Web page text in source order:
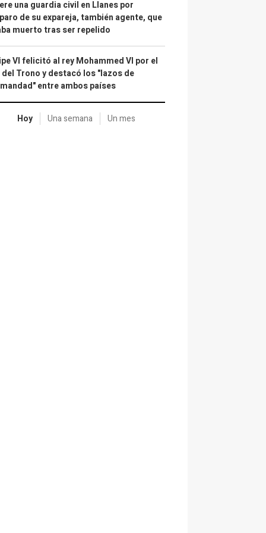
una guardia civil en Llanes por
de su expareja, también agente, que
muerto tras ser repelido
VI felicitó al rey Mohammed VI por el
del Trono y destacó los "lazos de
entre ambos países
Hoy Una semana Un mes